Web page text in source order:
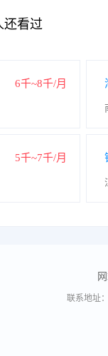
还看过
6千~8千/月
5千~7千/月
联系地址